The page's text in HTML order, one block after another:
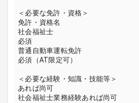
＜必要な免許・資格＞
免許・資格名
社会福祉士
必須
普通自動車運転免許
必須（AT限定可）
＜必要な経験・知識・技能等＞
あれば尚可
社会福祉士業務経験あれば尚可